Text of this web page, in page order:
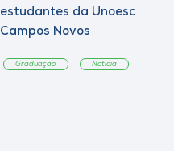
estudantes da Unoesc
Campos Novos
Graduação Notícia